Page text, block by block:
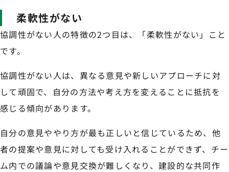
柔軟性がない
協調性がない人の特徴の2つ目は、「柔軟性がない」こと
です。
協調性がない人は、異なる意見や新しいアプローチに対
して頑固で、自分の方法や考え方を変えることに抵抗を
感じる傾向があります。
自分の意見ややり方が最も正しいと信じているため、他
者の提案や意見に対しても受け入れることができず、チー
ム内での議論や意見交換が難しくなり、建設的な共同作